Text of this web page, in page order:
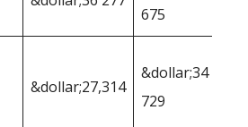
675
&dollar;27,314
&dollar;34
729